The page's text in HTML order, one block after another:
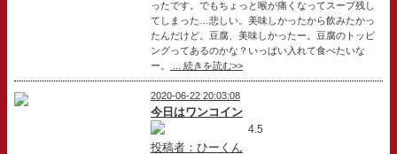
ったです。でもちょっと喉が痛くなってスープ残し
てしまった…悲しい。美味しかったから飲みたかっ
たんだけど。豆腐、美味しかったー。豆腐のトッピ
ングってあるのかな？いっぱい入れて食べたいな
ー。
... 続きを読む>>
2020-06-22 20:03:08
今日はワンコイン
4.5
投稿者：ひーくん